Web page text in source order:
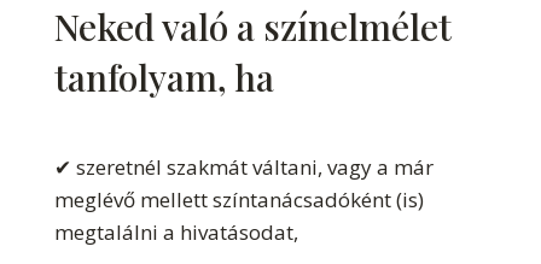
Neked való a színelmélet
tanfolyam, ha
✔ szeretnél szakmát váltani, vagy a már
meglévő mellett színtanácsadóként (is)
megtalálni a hivatásodat,